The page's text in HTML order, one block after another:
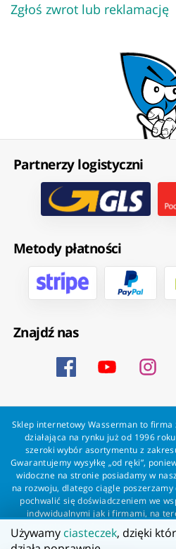
Zgłoś zwrot lub reklamację
Partnerzy logistyczni
Metody płatności
Znajdź nas
Sklep internetowy Wasserman to
działająca na rynku już od 1996
szeroki wybór asortymentu z
Gwarantujemy wysyłkę „od ręki”,
widoczne na stronie posiadamy w
na rozwoju, dlatego ciągle
pochwalić się doświadczeniem we
indywidualnymi jak i firmami, na
Zapewniamy profesjonalną obsługę
bezproblemową realizację
Używamy ciasteczek, dzięki